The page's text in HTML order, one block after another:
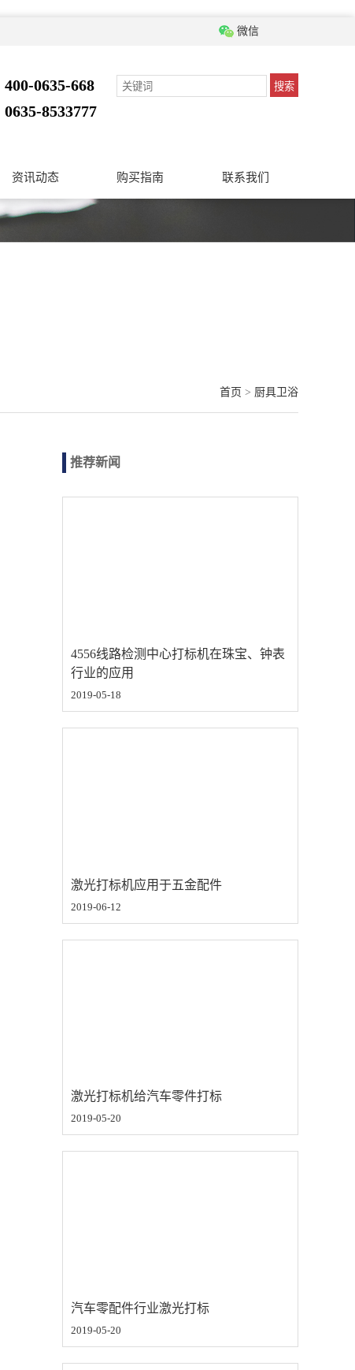
微信
400-0635-668
0635-8533777
搜索
资讯动态 购买指南 联系我们
首页 > 厨具卫浴
推荐新闻
4556线路检测中心打标机在珠宝、钟表
行业的应用
2019-05-18
激光打标机应用于五金配件
2019-06-12
激光打标机给汽车零件打标
2019-05-20
汽车零配件行业激光打标
2019-05-20